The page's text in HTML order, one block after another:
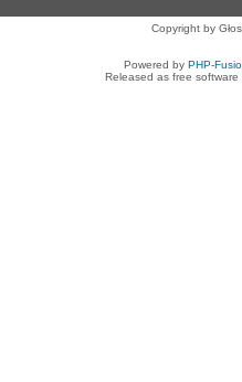
Copyright by
Powered by PHP-
Released as free